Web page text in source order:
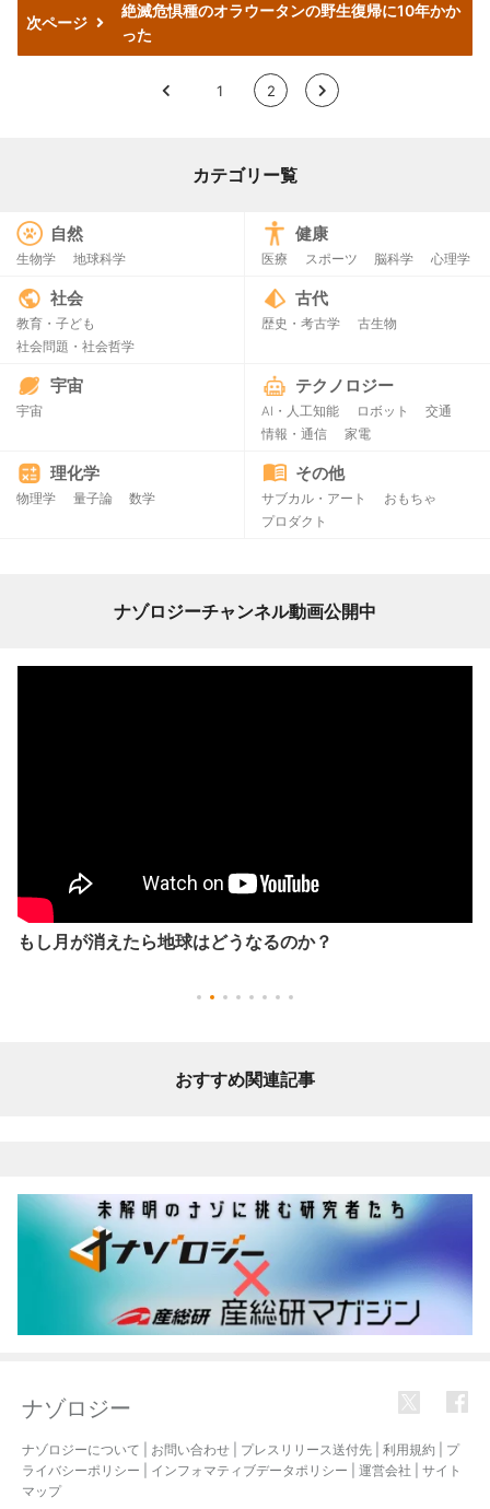
次ページ
絶滅危惧種のオラウータンの野生復帰に10年かか
った
< 1 2 >
カテゴリー覧
自然
生物学 地球科学
健康
医療 スポーツ 脳科学 心理学
社会
教育・子ども
社会問題・社会哲学
古代
歴史・考古学 古生物
宇宙
宇宙
テクノロジー
AI・人工知能 ロボット
交通
情報・通信
家電
理化学
物理学 量子論 数学
その他
サブカル・アート
おもちゃ
プロダクト
ナゾロジーチャンネル動画公開中
もし月が消えたら地球はどうなるのか？
おすすめ関連記事
ナゾロジー
ナゾロジーについて お問い合わせ プレスリリース送付先 利用規約
プ
ライバシーポリシー
インフォマティブデータポリシー 運営会社
サイト
マップ